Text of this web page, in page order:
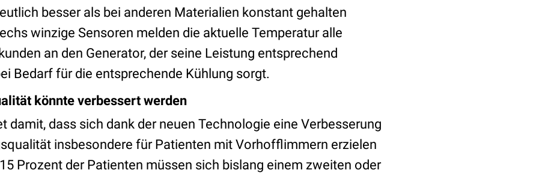
besser als bei anderen Materialien konstant gehalten
winzige Sensoren melden die aktuelle Temperatur alle
an den Generator, der seine Leistung entsprechend
Bedarf für die entsprechende Kühlung sorgt.
könnte verbessert werden
damit, dass sich dank der neuen Technologie eine Verbesserung
insbesondere für Patienten mit Vorhofflimmern erzielen
Prozent der Patienten müssen sich bislang einem zweiten oder